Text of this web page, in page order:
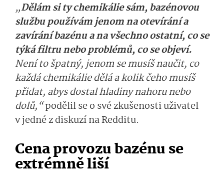
„Dělám si ty chemikálie sám, bazénovou
službu používám jenom na otevírání a
zavírání bazénu a na všechno ostatní, co se
týká filtru nebo problémů, co se objeví.
Není to špatný, jenom se musíš naučit, co
každá chemikálie dělá a kolik čeho musíš
přidat, abys dostal hladiny nahoru nebo
dolů,“podělil se o své zkušenosti uživatel
v jedné z diskuzí na Redditu.
Cena provozu bazénu se
extrémně liší